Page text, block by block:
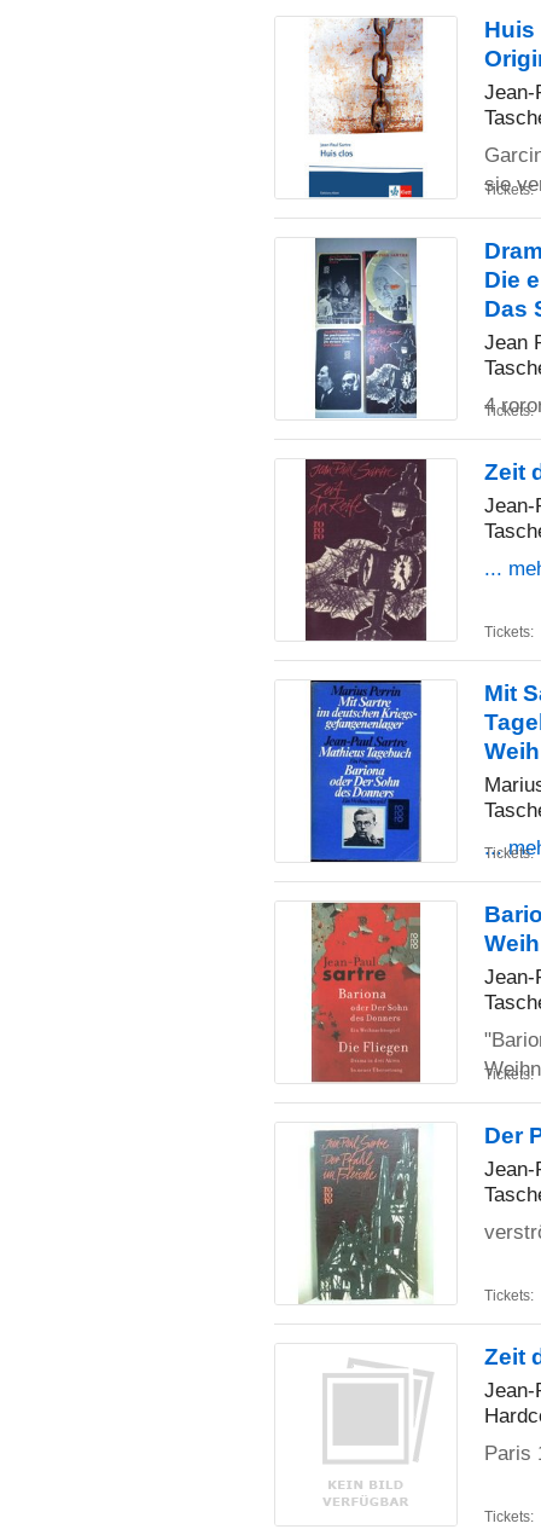
Huis
Jean-
sie
Tickets:
Die
Das
Jean
4
Tickets:
Zeit
Jean-
...
Tickets:
Mit
...
Tickets:
Jean-
Tickets:
Der
Jean-
Tickets:
Zeit
Jean-
Paris
Tickets: